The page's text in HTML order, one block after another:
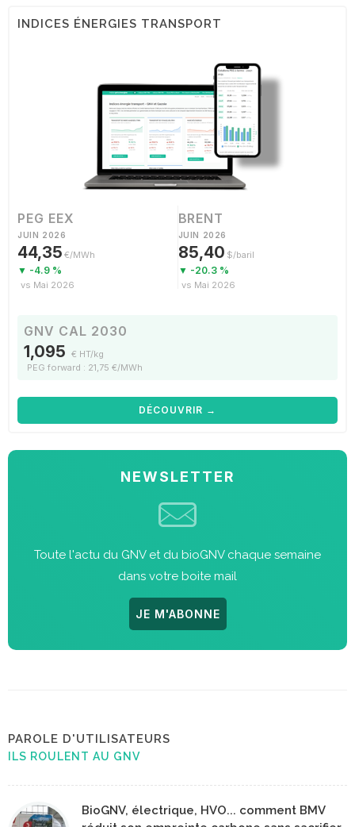
INDICES ÉNERGIES TRANSPORT
PEG EEX
JUIN 2026
44,35 €/MWh
▼ -4.9 %
vs Mai 2026
BRENT
JUIN 2026
85,40 $/baril
▼ -20.3 %
vs Mai 2026
GNV CAL 2030
1,095 € HT/kg
PEG forward : 21,75 €/MWh
DÉCOUVRIR →
NEWSLETTER
Toute l'actu du GNV et du bioGNV chaque semaine
dans votre boite mail
JE M'ABONNE
PAROLE D'UTILISATEURS
ILS ROULENT AU GNV
BioGNV, électrique, HVO... comment BMV